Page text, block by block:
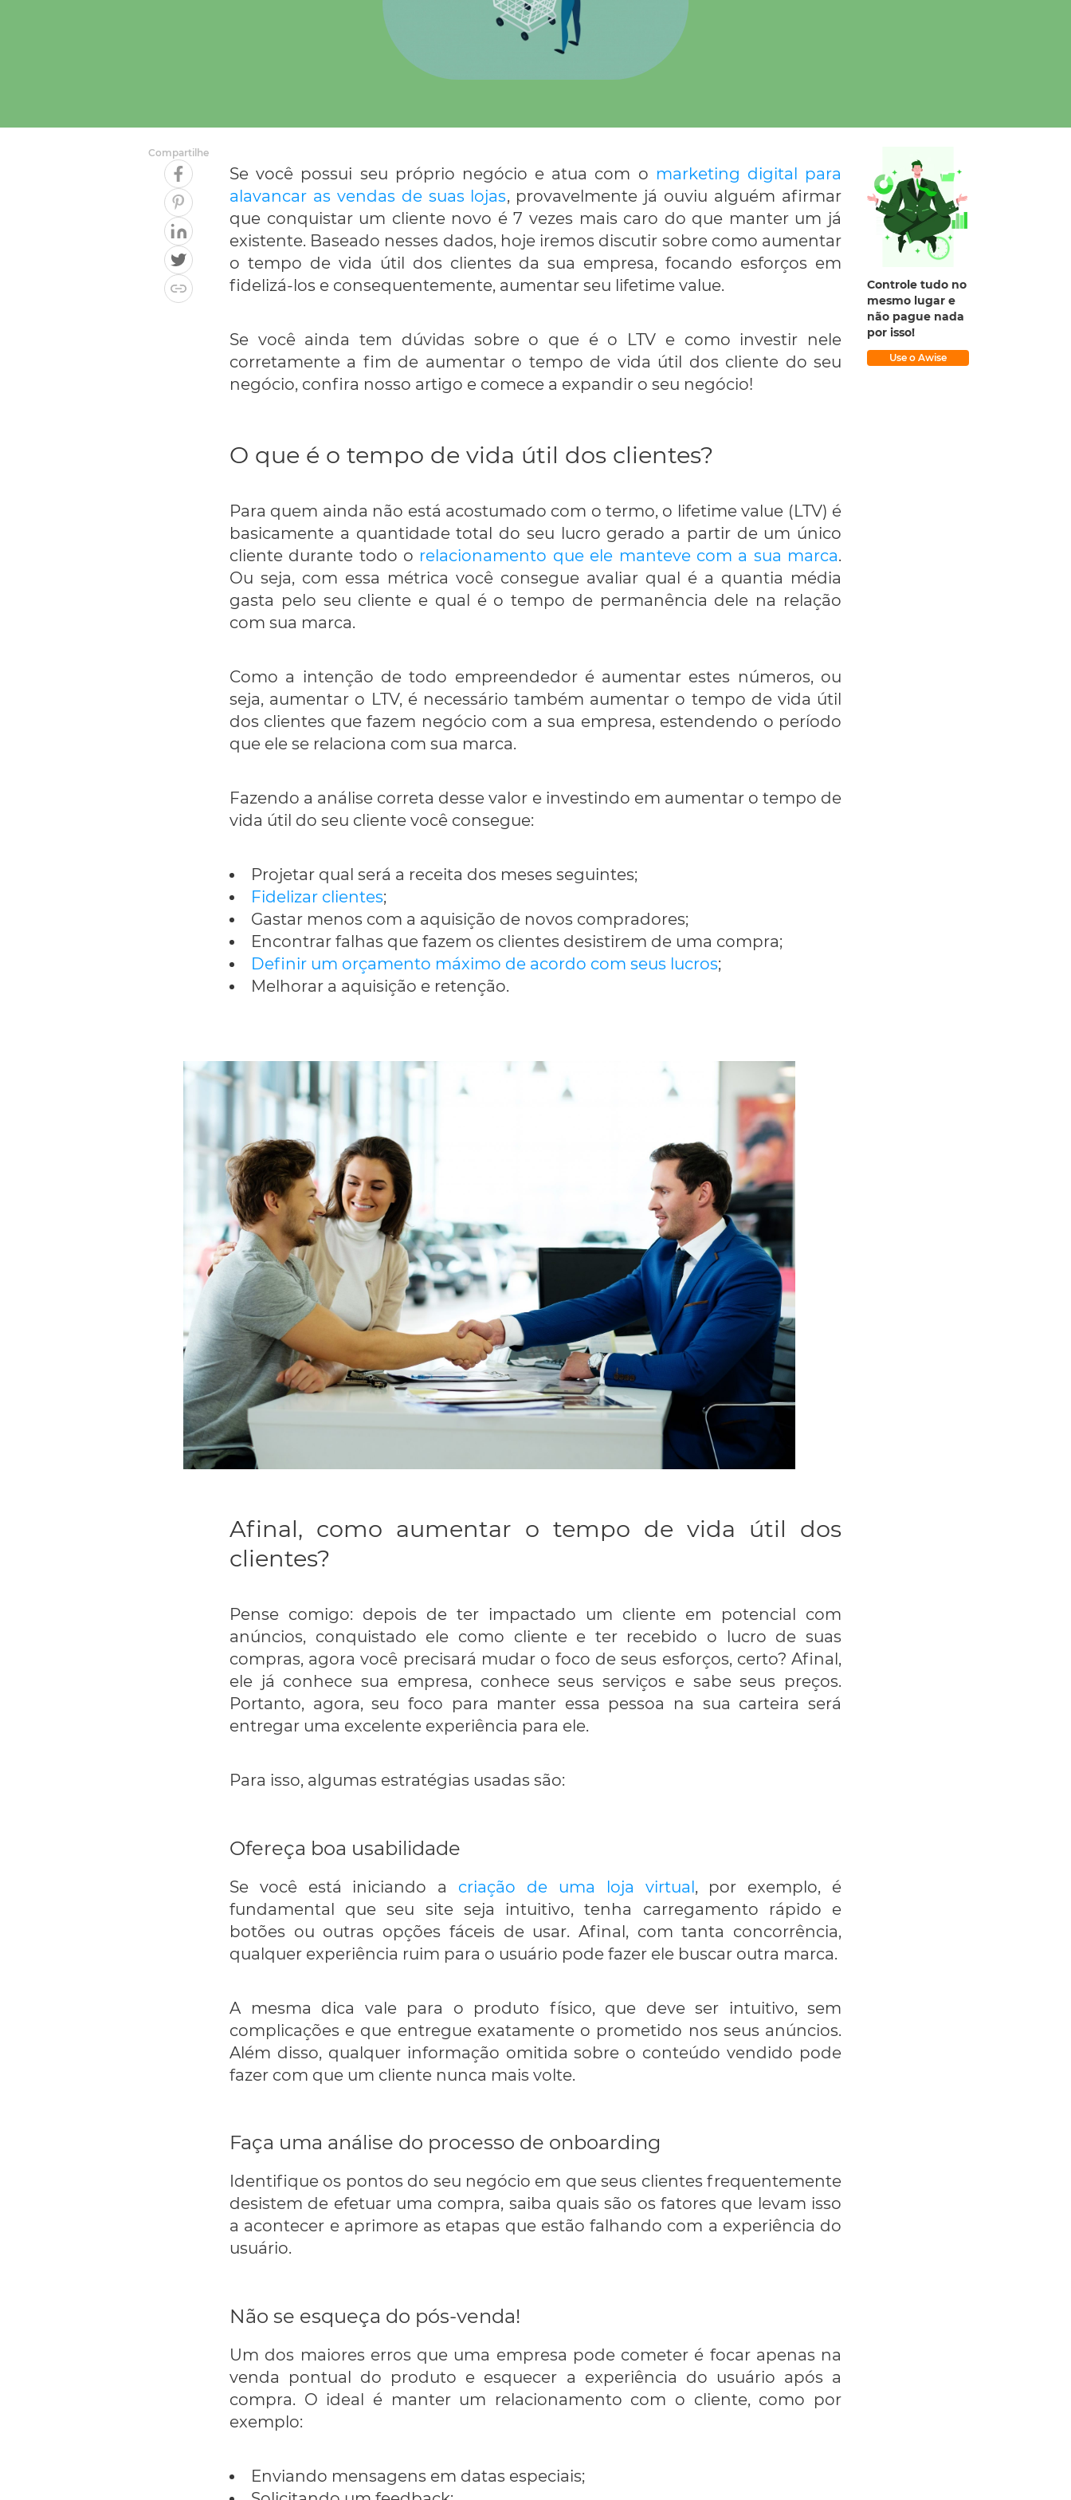
Compartilhe
Se você possui seu próprio negócio e atua com o marketing digital para
alavancar as vendas de suas lojas, provavelmente já ouviu alguém afirmar
que conquistar um cliente novo é 7 vezes mais caro do que manter um já
existente. Baseado nesses dados, hoje iremos discutir sobre como aumentar
o tempo de vida útil dos clientes da sua empresa, focando esforços em
fidelizá-los e consequentemente, aumentar seu lifetime value.
Se você ainda tem dúvidas sobre o que é o LTV e como investir nele
corretamente a fim de aumentar o tempo de vida útil dos cliente do seu
negócio, confira nosso artigo e comece a expandir o seu negócio!
O que é o tempo de vida útil dos clientes?
Para quem ainda não está acostumado com o termo, o lifetime value (LTV) é
basicamente a quantidade total do seu lucro gerado a partir de um único
cliente durante todo o relacionamento que ele manteve com a sua marca.
Ou seja, com essa métrica você consegue avaliar qual é a quantia média
gasta pelo seu cliente e qual é o tempo de permanência dele na relação
com sua marca.
Como a intenção de todo empreendedor é aumentar estes números, ou
seja, aumentar o LTV, é necessário também aumentar o tempo de vida útil
dos clientes que fazem negócio com a sua empresa, estendendo o período
que ele se relaciona com sua marca.
Fazendo a análise correta desse valor e investindo em aumentar o tempo de
vida útil do seu cliente você consegue:
Projetar qual será a receita dos meses seguintes;
Fidelizar clientes;
Gastar menos com a aquisição de novos compradores;
Encontrar falhas que fazem os clientes desistirem de uma compra;
Definir um orçamento máximo de acordo com seus lucros;
Melhorar a aquisição e retenção.
Afinal, como aumentar o tempo de vida útil dos
clientes?
Pense comigo: depois de ter impactado um cliente em potencial com
anúncios, conquistado ele como cliente e ter recebido o lucro de suas
compras, agora você precisará mudar o foco de seus esforços, certo? Afinal,
ele já conhece sua empresa, conhece seus serviços e sabe seus preços.
Portanto, agora, seu foco para manter essa pessoa na sua carteira será
entregar uma excelente experiência para ele.
Para isso, algumas estratégias usadas são:
Ofereça boa usabilidade
Se você está iniciando a criação de uma loja virtual, por exemplo, é
fundamental que seu site seja intuitivo, tenha carregamento rápido e
botões ou outras opções fáceis de usar. Afinal, com tanta concorrência,
qualquer experiência ruim para o usuário pode fazer ele buscar outra marca.
A mesma dica vale para o produto físico, que deve ser intuitivo, sem
complicações e que entregue exatamente o prometido nos seus anúncios.
Além disso, qualquer informação omitida sobre o conteúdo vendido pode
fazer com que um cliente nunca mais volte.
Faça uma análise do processo de onboarding
Identifique os pontos do seu negócio em que seus clientes frequentemente
desistem de efetuar uma compra, saiba quais são os fatores que levam isso
a acontecer e aprimore as etapas que estão falhando com a experiência do
usuário.
Não se esqueça do pós-venda!
Um dos maiores erros que uma empresa pode cometer é focar apenas na
venda pontual do produto e esquecer a experiência do usuário após a
compra. O ideal é manter um relacionamento com o cliente, como por
exemplo:
Enviando mensagens em datas especiais;
Controle tudo no
mesmo lugar e
não pague nada
por isso!
Use o Awise